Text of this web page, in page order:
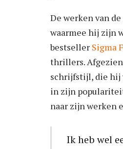
De werken van
waarmee hij zijn
bestseller Sigma
thrillers.
schrijfstijl, die hij
in zijn
naar zijn werken
Ik heb wel